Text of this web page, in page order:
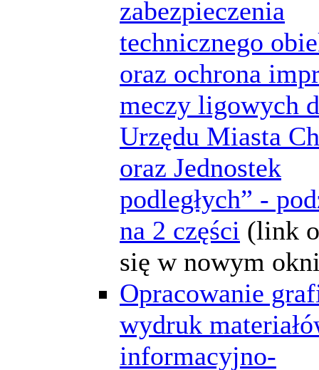
zabezpieczenia
technicznego
oraz ochrona
meczy ligowych
Urzędu Miasta
oraz Jednostek
podległych” -
na 2 części (link
się w nowym
Opracowanie
wydruk
informacyjno-